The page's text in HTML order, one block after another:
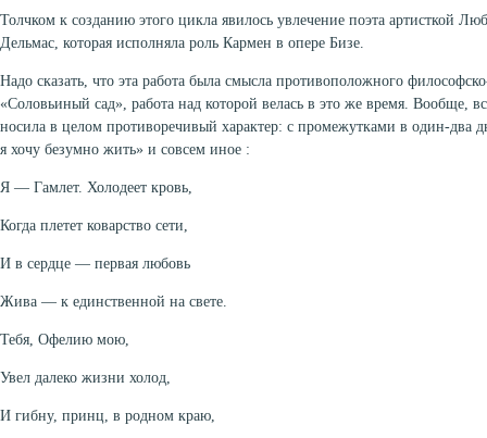
Толчком к созданию этого цикла явилось увлечение поэта артисткой
Дельмас, которая исполняла роль Кармен в опере Бизе.
Надо сказать, что эта работа была смысла противоположного
«Соловьиный сад», работа над которой велась в это же время. Вообще,
носила в целом противоречивый характер: с промежутками в один-два
я хочу безумно жить» и совсем иное :
Я — Гамлет. Холодеет кровь,
Когда плетет коварство сети,
И в сердце — первая любовь
Жива — к единственной на свете.
Тебя, Офелию мою,
Увел далеко жизни холод,
И гибну, принц, в родном краю,